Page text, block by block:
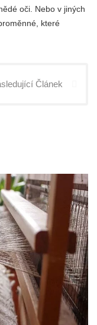
oči. Nebo v jiných
které
Článek